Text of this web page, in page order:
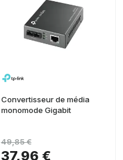
Convertisseur de média
monomode Gigabit
37,96 €
49,85 €